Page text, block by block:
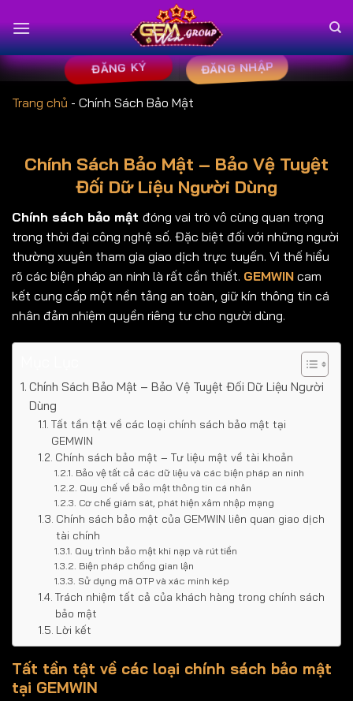
qua
nội
dung
ĐĂNG KÝ ĐĂNG NHẬP
Trang chủ - Chính Sách Bảo Mật
Chính Sách Bảo Mật – Bảo Vệ Tuyệt
Đối Dữ Liệu Người Dùng
Chính sách bảo mật đóng vai trò vô cùng quan trọng
trong thời đại công nghệ số. Đặc biệt đối với những người
thường xuyên tham gia giao dịch trực tuyến. Vì thế hiểu
rõ các biện pháp an ninh là rất cần thiết. GEMWIN cam
kết cung cấp một nền tảng an toàn, giữ kín thông tin cá
nhân đảm nhiệm quyền riêng tư cho người dùng.
Chính Sách Bảo Mật – Bảo Vệ Tuyệt Đối Dữ Liệu Người
Dùng
Tất tần tật về các loại chính sách bảo mật tại
GEMWIN
Chính sách bảo mật – Tư liệu mật về tài khoản
Bảo vệ tất cả các dữ liệu và các biện pháp an ninh
Quy chế về bảo mật thông tin cá nhân
Cơ chế giám sát, phát hiện xâm nhập mạng
Chính sách bảo mật của GEMWIN liên quan giao dịch
tài chính
Quy trình bảo mật khi nạp và rút tiền
Biện pháp chống gian lận
Sử dụng mã OTP và xác minh kép
Trách nhiệm tất cả của khách hàng trong chính sách
bảo mật
Lời kết
Tất tần tật về các loại chính sách bảo mật
tại GEMWIN